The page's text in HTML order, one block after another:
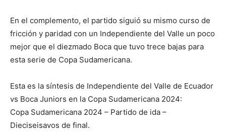
En el complemento, el partido siguió su mismo curso de
fricción y paridad con un Independiente del Valle un poco
mejor que el diezmado Boca que tuvo trece bajas para
esta serie de Copa Sudamericana.
Esta es la síntesis de Independiente del Valle de Ecuador
vs Boca Juniors en la Copa Sudamericana 2024:
Copa Sudamericana 2024 – Partido de ida –
Dieciseisavos de final.